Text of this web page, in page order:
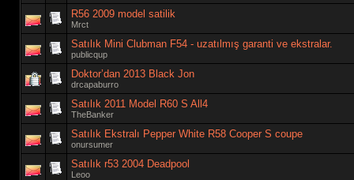
R56 2009 model satilik
Mrct
Satılık Mini Clubman F54 - uzatılmış garanti ve ekstralar.
publicqup
Doktor’dan 2013 Black Jon
drcapaburro
Satılık 2011 Model R60 S All4
TheBanker
Satılık Ekstralı Pepper White R58 Cooper S coupe
onursumer
Satılık r53 2004 Deadpool
Leoo